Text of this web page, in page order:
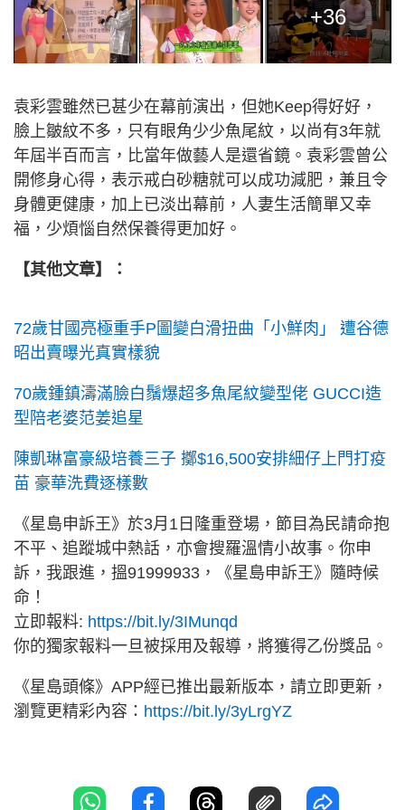
+36
袁彩雲雖然已甚少在幕前演出，但她Keep得好好，
臉上皺紋不多，只有眼角少少魚尾紋，以尚有3年就
年屆半百而言，比當年做藝人是還省鏡。袁彩雲曾公
開修身心得，表示戒白砂糖就可以成功減肥，兼且令
身體更健康，加上已淡出幕前，人妻生活簡單又幸
福，少煩惱自然保養得更加好。
【其他文章】：
72歲甘國亮極重手P圖變白滑扭曲「小鮮肉」 遭谷德
昭出賣曝光真實樣貌
70歲鍾鎮濤滿臉白鬚爆超多魚尾紋變型佬 GUCCI造
型陪老婆范姜追星
陳凱琳富豪級培養三子 擲$16,500安排細仔上門打疫
苗 豪華洗費逐樣數
《星島申訴王》於3月1日隆重登場，節目為民請命抱
不平、追蹤城中熱話，亦會搜羅溫情小故事。你申
訴，我跟進，搵91999933，《星島申訴王》隨時候
命！
立即報料: https://bit.ly/3IMunqd
你的獨家報料一旦被採用及報導，將獲得乙份獎品。
《星島頭條》APP經已推出最新版本，請立即更新，
瀏覽更精彩內容： https://bit.ly/3yLrgYZ